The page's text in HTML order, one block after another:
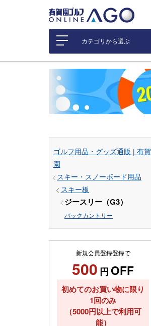
カテゴリから選ぶ
ゴルフ用品・グッズ通販 | 有賀
園
スキー・スノーボード用品
スキー板
ジースリー（G3）
バックカントリー
新規会員登録登録で
500 円 OFF
初めてのお買い物に限り
1回のみ
（5000円以上で利用可
能）